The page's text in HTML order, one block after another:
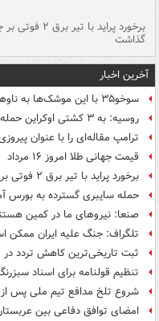
برخورد پراید با تیر برق
گذاشت
آخرین اخبار
سوخو۳۵ با این موشک‌ها به ناوهای‌جنگی حمله می‌کند
روسیه: به ۳ کشتی اوکراین حمله و ۲۰۳ پهپاد را سرنگون کردیم
ترامپ مقاله‌ای را با عنوان
قیمت جهانی طلا امروز ۱۶ مرداد
برخورد پراید با تیر برق ۲ فوتی بر جای گذاشت
حمله سایبری گسترده به بورس
صنعا: نیروهای ما در کمین‌
تلگراف: جنگ علیه ایران ممکن
ثبت تاریخی‌ترین کاهش تردد در
تنظیم قولنامه برای اسناد
شروع تلخ مدافع تیم ملی پس
امضای توافق دفاعی بین